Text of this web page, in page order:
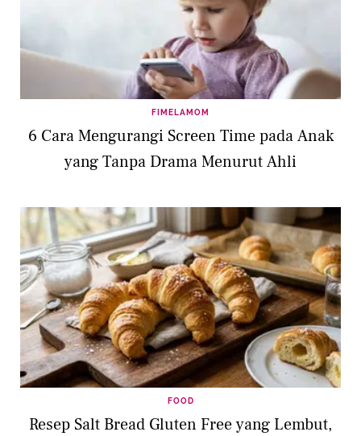
FIMELAMOM
6 Cara Mengurangi Screen Time pada Anak
yang Tanpa Drama Menurut Ahli
FOOD
Resep Salt Bread Gluten Free yang Lembut,